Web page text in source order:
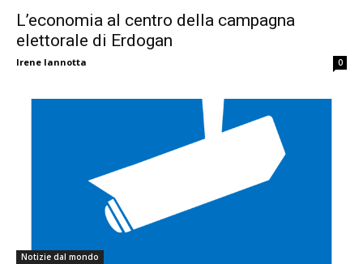
L’economia al centro della campagna
elettorale di Erdogan
Irene Iannotta 0
Notizie dal mondo